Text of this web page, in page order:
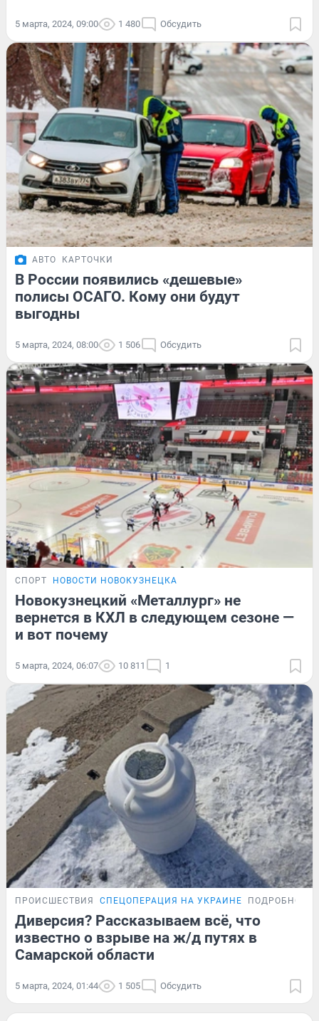
5 марта, 2024, 09:00 1 480 Обсудить
АВТО КАРТОЧКИ
В России появились «дешевые»
полисы ОСАГО. Кому они будут
выгодны
5 марта, 2024, 08:00 1 506 Обсудить
СПОРТ НОВОСТИ НОВОКУЗНЕЦКА
Новокузнецкий «Металлург» не
вернется в КХЛ в следующем сезоне —
и вот почему
5 марта, 2024, 06:07 10 811 1
ПРОИСШЕСТВИЯ СПЕЦОПЕРАЦИЯ НА УКРАИНЕ
Диверсия? Рассказываем всё, что
известно о взрыве на ж/д путях в
Самарской области
5 марта, 2024, 01:44 1 505 Обсудить